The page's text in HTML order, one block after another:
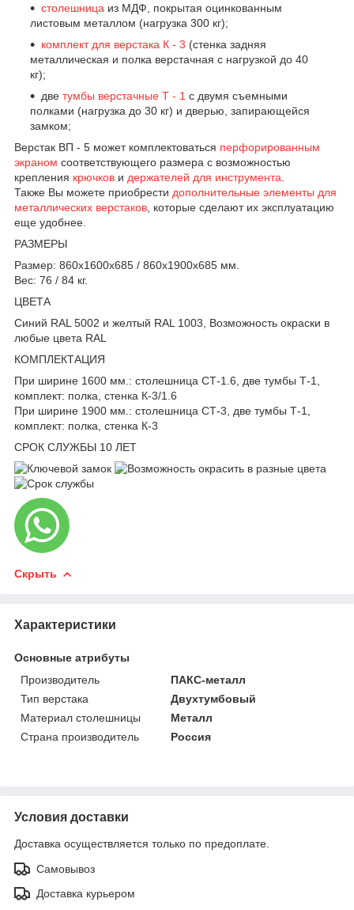
столешница из МДФ, покрытая оцинкованным
листовым металлом (нагрузка 300 кг);
комплект для верстака К - 3 (стенка задняя
металлическая и полка верстачная с нагрузкой до 40
кг);
две тумбы верстачные Т - 1 с двумя съемными
полками (нагрузка до 30 кг) и дверью, запирающейся
замком;
Верстак ВП - 5 может комплектоваться перфорированным
экраном соответствующего размера с возможностью
крепления крючков и держателей для инструмента
Также Вы можете приобрести дополнительные элементы для
металлических верстаков , которые сделают их эксплуатацию
еще удобнее.
РАЗМЕРЫ
Размер: 860х1600х685 / 860х1900х685 мм.
Вес: 76 / 84 кг.
ЦВЕТА
Синий RAL 5002 и желтый RAL 1003, Возможность окраски в
любые цвета RAL
КОМПЛЕКТАЦИЯ
При ширине 1600 мм.: столешница СТ-1.6, две тумбы Т-1,
комплект: полка, стенка К-3/1.6
При ширине 1900 мм.: столешница СТ-3, две тумбы Т-1,
комплект: полка, стенка К-3
СРОК СЛУЖБЫ 10 ЛЕТ
Скрыть
Характеристики
Основные атрибуты
Производитель
ПАКС-металл
Тип верстака
Двухтумбовый
Материал столешницы
Металл
Страна производитель
Россия
Условия доставки
Доставка осуществляется только по предоплате.
Самовывоз
Доставка курьером